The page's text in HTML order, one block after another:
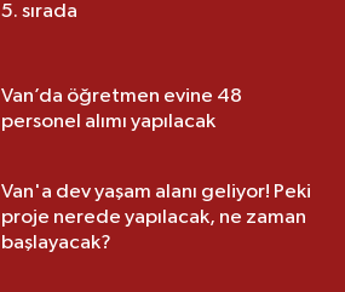
5. sırada
Van’da öğretmen evine 48
personel alımı yapılacak
Van'a dev yaşam alanı geliyor! Peki
proje nerede yapılacak, ne zaman
başlayacak?